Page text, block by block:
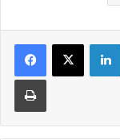
Imprimir